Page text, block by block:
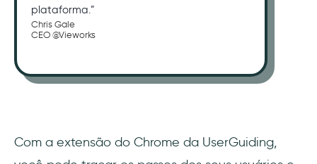
plataforma.”
Chris Gale
CEO @Vieworks
Com a extensão do Chrome da UserGuiding,